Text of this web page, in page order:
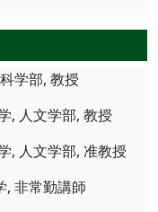
学部, 教授
, 人文学部, 教授
, 人文学部, 准教授
, 非常勤講師